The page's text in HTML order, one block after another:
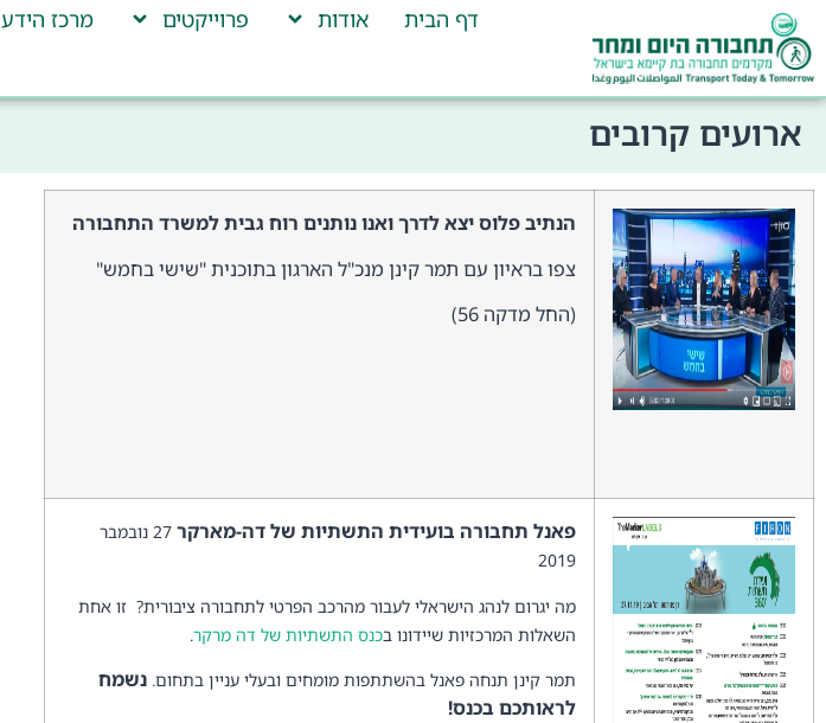
דף הבית אודות פרוייקטים מרכז הידע
ארועים קרובים
הנתיב פלוס יצא לדרךואנו נותנים רוח גבית למשרד התחבורה
צפו בראיון עם תמר קינן מנכ"ל הארגון בתוכנית "שישי בחמש"
(החל מדקה 56)
פאנל תחבורה בועידית התשתיות של דה-מארקר 27 נובמבר
2019
מה יגרום לנהג הישראלי לעבור מהרכב הפרטי לתחבורה ציבורית? זו אחת
השאלות המרכזיות שיידונו בכנס התשתיות של דה מרקר.
תמר קינן תנחה פאנל בהשתתפות מומחים ובעלי עניין בתחום. נשמח
לראותכם בכנס!